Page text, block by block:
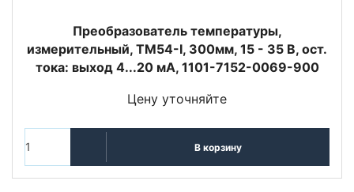
Преобразователь температуры,
измерительный, TM54-I, 300мм, 15 - 35 В, ост.
тока: выход 4...20 мА, 1101-7152-0069-900
Цену уточняйте
В корзину